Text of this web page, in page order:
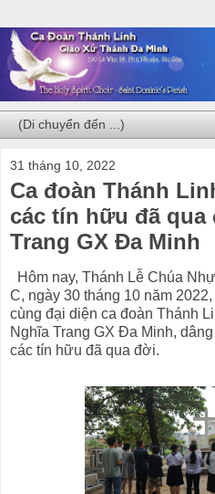
31 tháng 10, 2022
Ca đoàn Thánh
các tín hữu đã qua
Trang GX Đa Minh
Hôm nay, Thánh Lễ Chúa
C, ngày 30 tháng 10 năm
cùng đại diện ca đoàn Thánh
Nghĩa Trang GX Đa Minh,
các tín hữu đã qua đời.